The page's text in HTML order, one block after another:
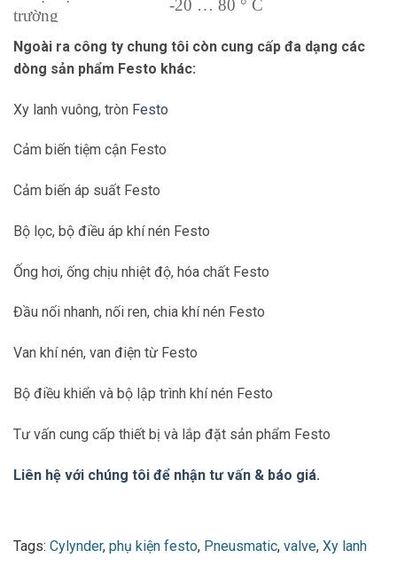
trường
-20 … 80 ° C
Kết nối khí nén M5
lanh
Ngoài ra công ty chung tôi còn cung cấp đa dạng các
dòng sản phẩm Festo khác:
Xy lanh vuông, tròn Festo
Cảm biến tiệm cận Festo
Cảm biến áp suất Festo
Bộ lọc, bộ điều áp khí nén Festo
Ống hơi, ống chịu nhiệt độ, hóa chất Festo
Đầu nối nhanh, nối ren, chia khí nén Festo
Van khí nén, van điện từ Festo
Bộ điều khiển và bộ lập trình khí nén Festo
Tư vấn cung cấp thiết bị và lắp đặt sản phẩm Festo
Liên hệ với chúng tôi để nhận tư vấn & báo giá.
Tags: Cylynder, phụ kiện festo, Pneusmatic, valve, Xy lanh